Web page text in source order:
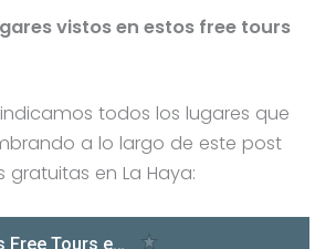
vistos en estos free tours
todos los lugares que
a lo largo de este post
gratuitas en La Haya: